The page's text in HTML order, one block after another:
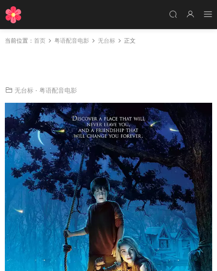
当前位置： 首页 粤语配音电影 无台标 正文
无台标 · 粤语配音电影